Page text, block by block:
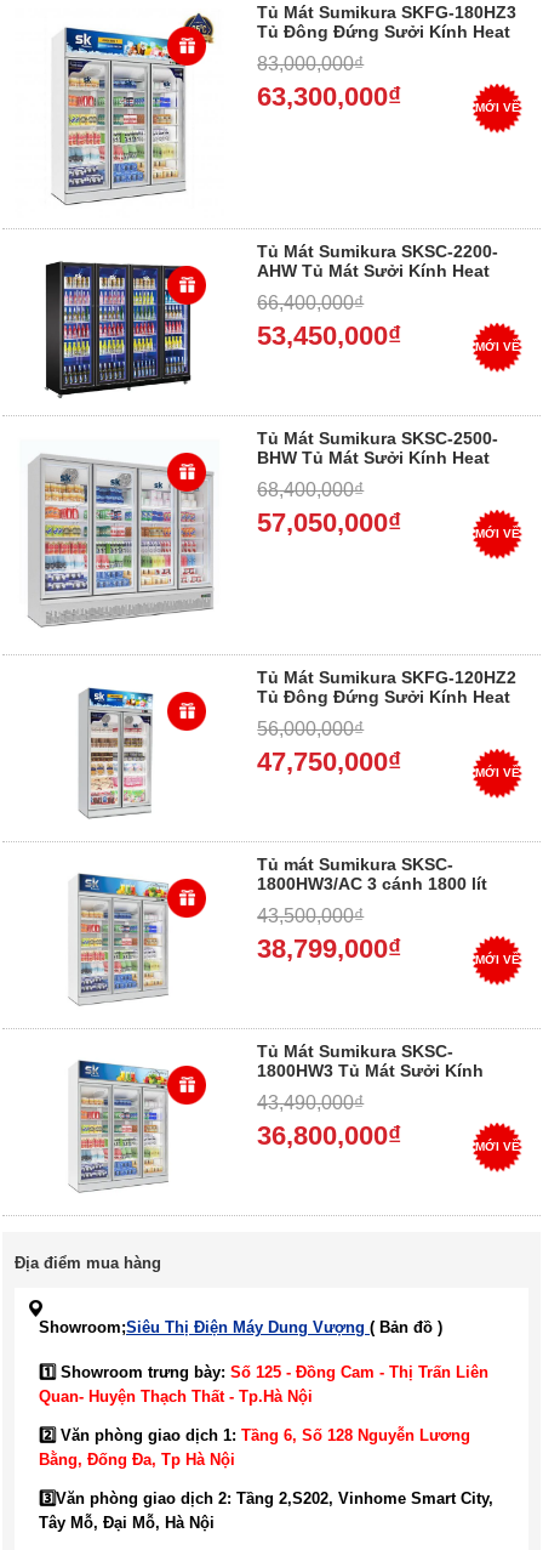
Tủ Mát Sumikura SKFG-180HZ3
Tủ Đông Đứng Sưởi Kính Heat
góp 0%
83,000,000₫
63,300,000₫ MỚI VỀ
Tủ Mát Sumikura SKSC-2200-
AHW Tủ Mát Sưởi Kính Heat
góp 0%
66,400,000₫
53,450,000₫ MỚI VỀ
Tủ Mát Sumikura SKSC-2500-
BHW Tủ Mát Sưởi Kính Heat
góp 0%
68,400,000₫
57,050,000₫ MỚI VỀ
Tủ Mát Sumikura SKFG-120HZ2
Tủ Đông Đứng Sưởi Kính Heat
góp 0%
56,000,000₫
47,750,000₫ MỚI VỀ
Tủ mát Sumikura SKSC-
1800HW3/AC 3 cánh 1800 lít
43,500,000₫
38,799,000₫ MỚI VỀ
Tủ Mát Sumikura SKSC-
1800HW3 Tủ Mát Sưởi Kính
- Trả góp 0%
43,490,000₫
36,800,000₫ MỚI VỀ
Địa điểm mua hàng
Showroom;Siêu Thị Điện Máy Dung Vượng ( Bản đồ )
1️⃣ Showroom trưng bày: Số 125 - Đồng Cam - Thị Trấn Liên
Quan- Huyện Thạch Thất - Tp.Hà Nội
2️⃣ Văn phòng giao dịch 1: Tầng 6, Số 128 Nguyễn Lương
Bằng, Đống Đa, Tp Hà Nội
3️⃣Văn phòng giao dịch 2: Tầng 2,S202, Vinhome Smart City,
Tây Mỗ, Đại Mỗ, Hà Nội